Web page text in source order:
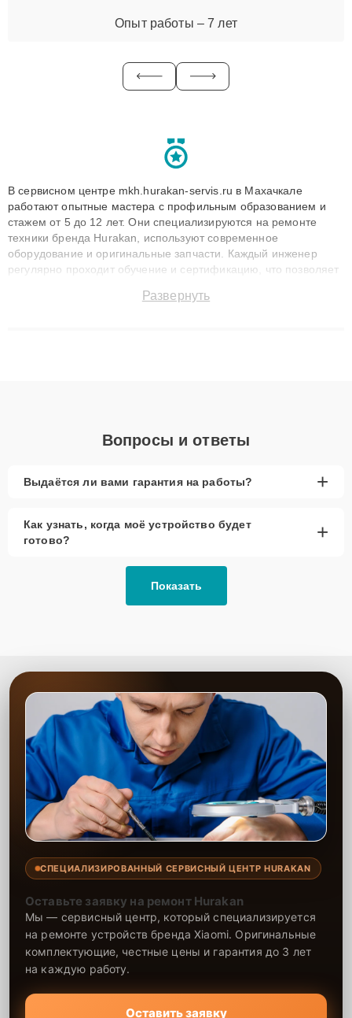
Опыт работы – 7 лет
В сервисном центре mkh.hurakan-servis.ru в Махачкале
работают опытные мастера с профильным образованием и
стажем от 5 до 12 лет. Они специализируются на ремонте
техники бренда Hurakan, используют современное
оборудование и оригинальные запчасти. Каждый инженер
регулярно проходит обучение и сертификацию, что позволяет
технику с сохранением гарантии до 3 лет. Наши мастера
Развернуть
Вопросы и ответы
Выдаётся ли вами гарантия на работы? +
Как узнать, когда моё устройство будет
готово?
+
Показать
СПЕЦИАЛИЗИРОВАННЫЙ СЕРВИСНЫЙ ЦЕНТР HURAKAN
Оставьте заявку на ремонт Hurakan
Мы — сервисный центр, который специализируется
на ремонте устройств бренда Xiaomi. Оригинальные
комплектующие, честные цены и гарантия до 3 лет
на каждую работу.
Оставить заявку